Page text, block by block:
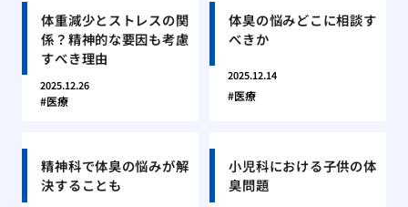
体重減少とストレスの関
係？精神的な要因も考慮
すべき理由
2025.12.26
医療
体臭の悩みどこに相談す
べきか
2025.12.14
医療
精神科で体臭の悩みが解
決することも
小児科における子供の体
臭問題